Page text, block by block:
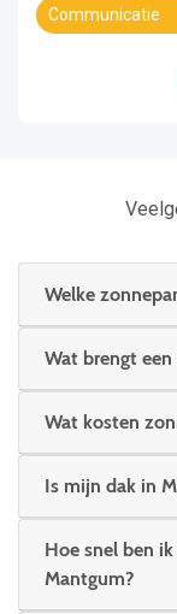
Communicatie
Welke
Wat brengt
Wat kosten
Is mijn dak in
Hoe snel ben
Mantgum?